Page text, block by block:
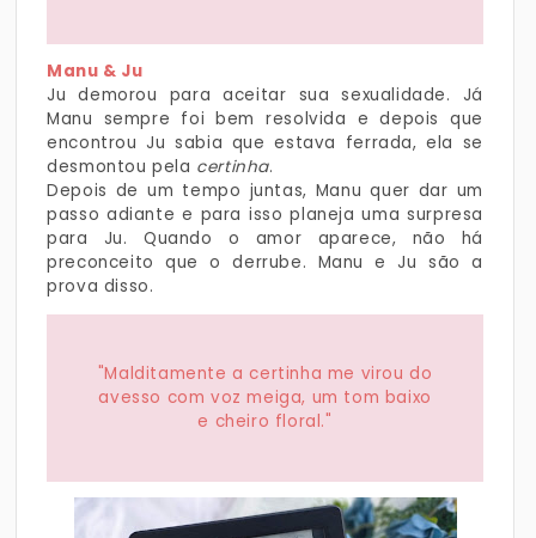
Manu & Ju
Ju demorou para aceitar sua sexualidade. Já
Manu sempre foi bem resolvida e depois que
encontrou Ju sabia que estava ferrada, ela se
desmontou pela certinha.
Depois de um tempo juntas, Manu quer dar um
passo adiante e para isso planeja uma surpresa
para Ju. Quando o amor aparece, não há
preconceito que o derrube. Manu e Ju são a
prova disso.
"Malditamente a certinha me virou do
avesso com voz meiga, um tom baixo
e cheiro floral."